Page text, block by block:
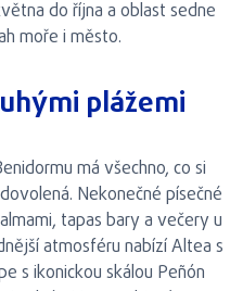
do října a oblast sedne
moře i město.
plážemi
má všechno, co si
Nekonečné písečné
tapas bary a večery u
atmosféru nabízí Altea s
s ikonickou skálou Peñón